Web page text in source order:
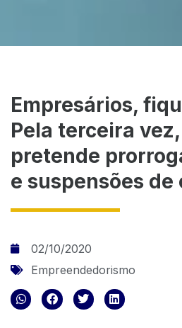
Empresários,
Pela terceira
pretende
e suspensões
02/10/2020
Empreendedorismo